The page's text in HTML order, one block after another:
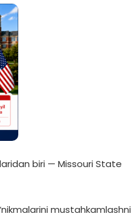
biri — Missouri State
mustahkamlashni